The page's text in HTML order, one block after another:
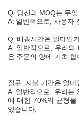
Q: 당신의 MOQ는 무
A: 일반적으로, 사용자
Q: 배송시간은 얼마인
A: 일반적으로, 우리의
은 주문의 양에 기초 합
질문: 지불 기간은 얼마
A: 일반적으로, 우리는
에 대한 70%의 균형
있습니다.